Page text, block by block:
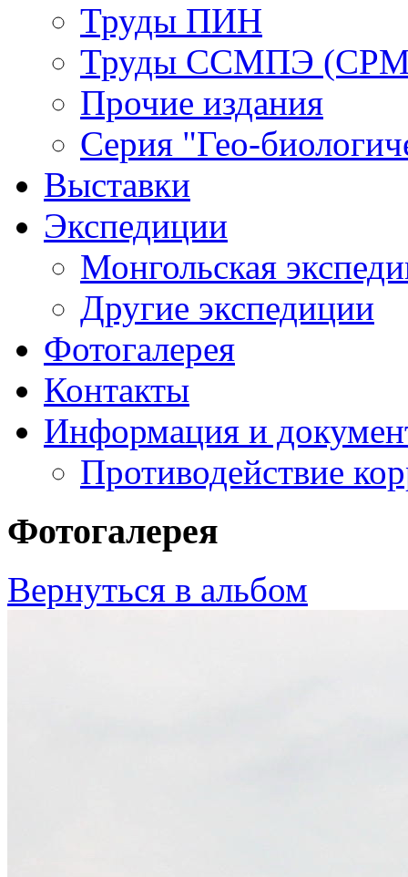
Труды ПИН
Труды ССМПЭ
Прочие издания
Серия "Гео-
Выставки
Экспедиции
Монгольская
Другие экспедиции
Фотогалерея
Контакты
Информация и
Противодействие
Фотогалерея
Вернуться в альбом